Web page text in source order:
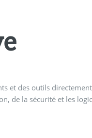
et des outils
de la sécurité et les